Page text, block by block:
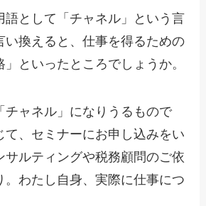
語として「チャネル」という言
い換えると、仕事を得るための
」といったところでしょうか。
チャネル」になりうるもので
て、セミナーにお申し込みをい
サルティングや税務顧問のご依
。わたし自身、実際に仕事につ